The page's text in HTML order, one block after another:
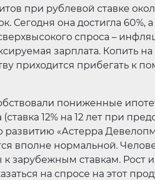
при рублевой ставке
Сегодня она достигла 60%, а
спроса –
зарплата. Копить на
приходится прибегать к
пониженные
12% на 12 лет при
развитию «Астерра
вполне нормальной.
зарубежным ставкам. Рост
на спросе на этот